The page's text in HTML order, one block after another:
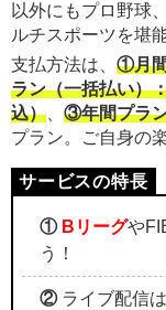
以外にもプロ野球
ルチスポーツを堪
支払方法は、 ①月
ラン（一括払い）
込）、 ③年間プラ
プラン。ご自身の
① Bリーグや
う！
②ライブ配信